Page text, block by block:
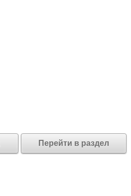
Перейти в раздел